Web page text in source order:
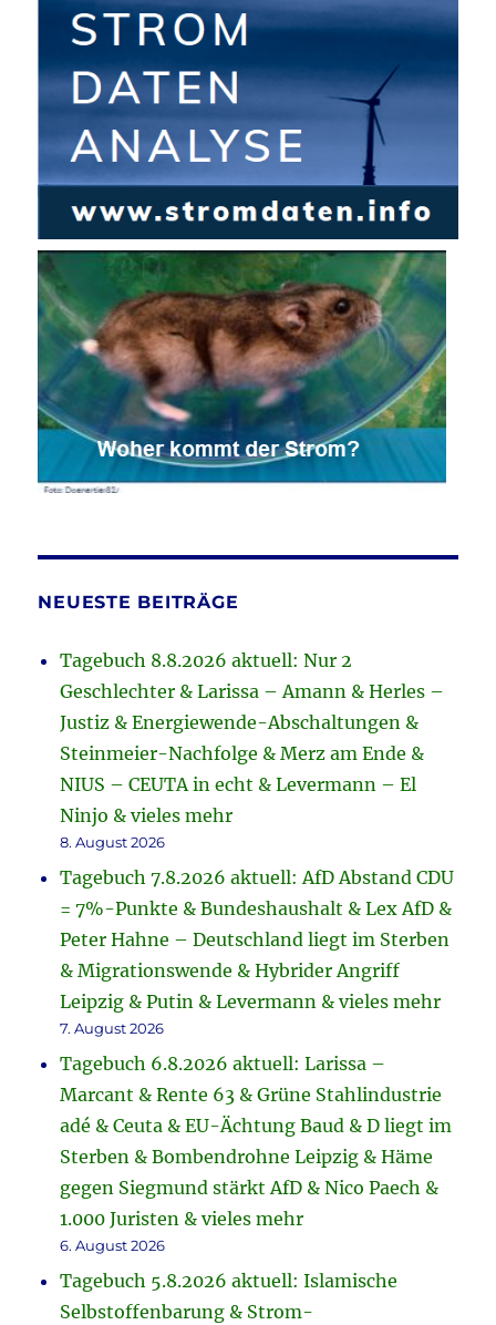
NEUESTE BEITRÄGE
Tagebuch 8.8.2026 aktuell: Nur 2
Geschlechter & Larissa – Amann & Herles –
Justiz & Energiewende-Abschaltungen &
Steinmeier-Nachfolge & Merz am Ende &
NIUS – CEUTA in echt & Levermann – El
Ninjo & vieles mehr
8. August 2026
Tagebuch 7.8.2026 aktuell: AfD Abstand CDU
= 7%-Punkte & Bundeshaushalt & Lex AfD &
Peter Hahne – Deutschland liegt im Sterben
& Migrationswende & Hybrider Angriff
Leipzig & Putin & Levermann & vieles mehr
7. August 2026
Tagebuch 6.8.2026 aktuell: Larissa –
Marcant & Rente 63 & Grüne Stahlindustrie
adé & Ceuta & EU-Ächtung Baud & D liegt im
Sterben & Bombendrohne Leipzig & Häme
gegen Siegmund stärkt AfD & Nico Paech &
1.000 Juristen & vieles mehr
6. August 2026
Tagebuch 5.8.2026 aktuell: Islamische
Selbstoffenbarung & Strom-